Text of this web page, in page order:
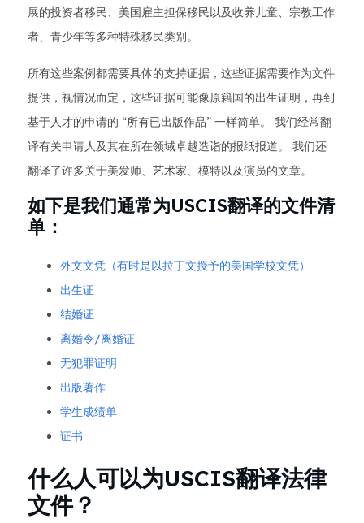
展的投资者移民、美国雇主担保移民以及收养儿童、宗教工作
者、青少年等多种特殊移民类别。
所有这些案例都需要具体的支持证据，这些证据需要作为文件
提供，视情况而定，这些证据可能像原籍国的出生证明，再到
基于人才的申请的 “所有已出版作品” 一样简单。 我们经常翻
译有关申请人及其在所在领域卓越造诣的报纸报道。 我们还
翻译了许多关于美发师、艺术家、模特以及演员的文章。
如下是我们通常为USCIS翻译的文件清
单：
外文文凭（有时是以拉丁文授予的美国学校文凭）
出生证
结婚证
离婚令/离婚证
无犯罪证明
出版著作
学生成绩单
证书
什么人可以为USCIS翻译法律
文件？